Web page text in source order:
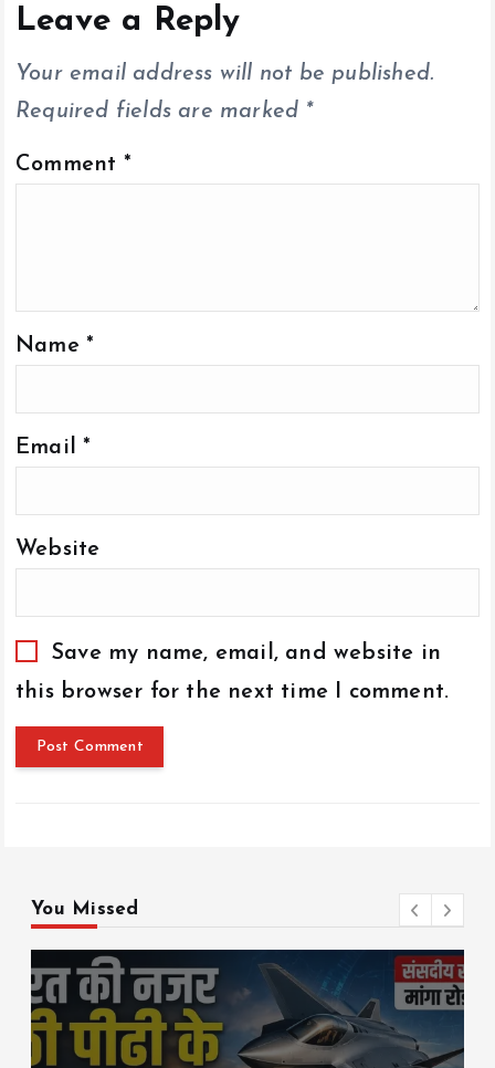
o
p
p
Leave a Reply
Your email address will not be published.
Required fields are marked *
Comment *
Name *
Email *
Website
Save my name, email, and website in
this browser for the next time I comment.
You Missed